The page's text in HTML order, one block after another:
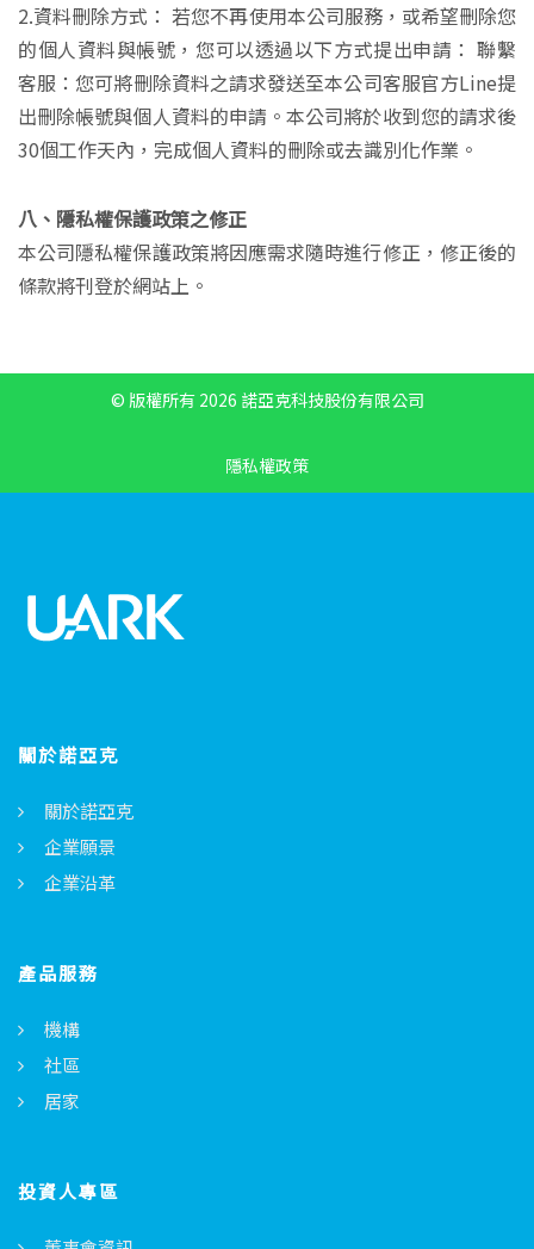
2.資料刪除方式： 若您不再使用本公司服務，或希望刪除您
的個人資料與帳號，您可以透過以下方式提出申請： 聯繫
客服：您可將刪除資料之請求發送至本公司客服官方Line提
出刪除帳號與個人資料的申請。本公司將於收到您的請求後
30個工作天內，完成個人資料的刪除或去識別化作業。
八、隱私權保護政策之修正
本公司隱私權保護政策將因應需求隨時進行修正，修正後的
條款將刊登於網站上。
© 版權所有 2026 諾亞克科技股份有限公司
隱私權政策
關於諾亞克
關於諾亞克
企業願景
企業沿革
產品服務
機構
社區
居家
投資人專區